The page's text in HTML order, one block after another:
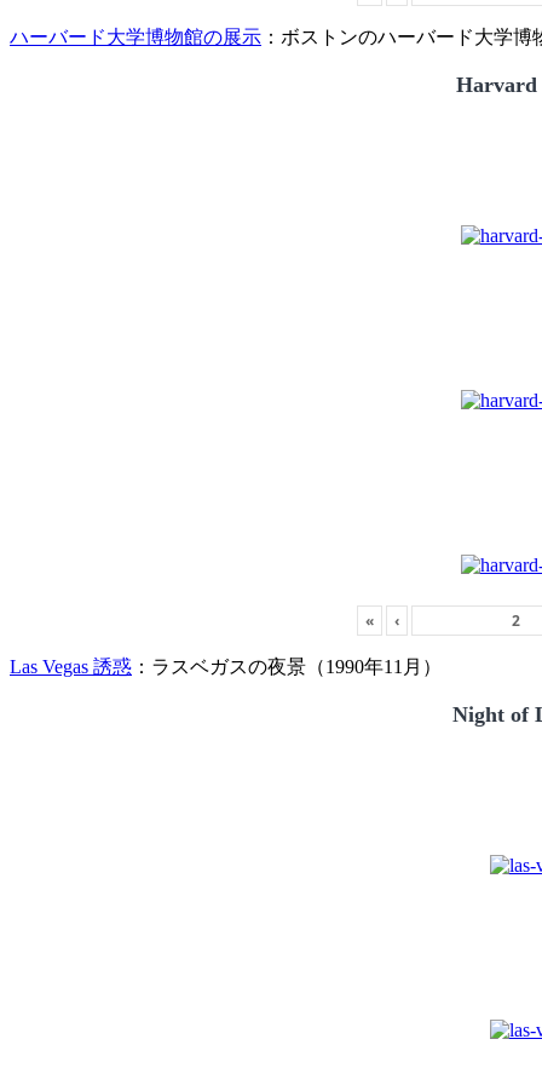
ハーバード大学博物館の展示 ：ボストンのハーバード大学博
Harvard
« ‹
Las Vegas 誘惑 ：ラスベガスの夜景（1990年11月）
Night of